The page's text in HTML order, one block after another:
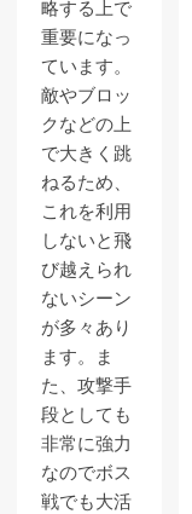
略する上で
重要になっ
ています。
敵やブロッ
クなどの上
で大きく跳
ねるため、
これを利用
しないと飛
び越えられ
ないシーン
が多々あり
ます。ま
た、攻撃手
段としても
非常に強力
なのでボス
戦でも大活